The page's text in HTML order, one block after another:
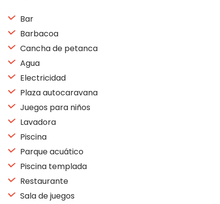
Bar
Barbacoa
Cancha de petanca
Agua
Electricidad
Plaza autocaravana
Juegos para niños
Lavadora
Piscina
Parque acuático
Piscina templada
Restaurante
Sala de juegos